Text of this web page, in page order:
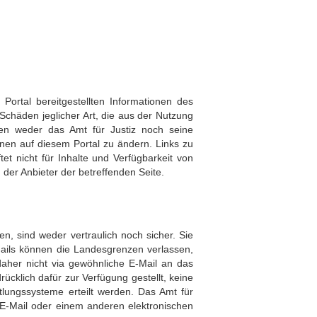
bereitgestellten Informationen des
jeglicher Art, die aus der Nutzung
weder das Amt für Justiz noch seine
auf diesem Portal zu ändern. Links zu
nicht für Inhalte und Verfügbarkeit von
Anbieter der betreffenden Seite.
sind weder vertraulich noch sicher. Sie
können die Landesgrenzen verlassen,
nicht via gewöhnliche E-Mail an das
dafür zur Verfügung gestellt, keine
erteilt werden. Das Amt für
Mail oder einem anderen elektronischen